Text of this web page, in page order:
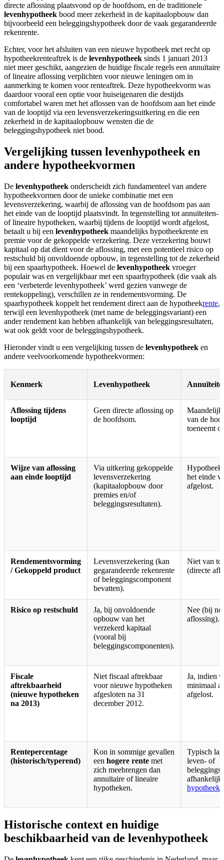
directe aflossing plaatsvond op de hoofdsom, en de traditionele
levenhypotheek bood meer zekerheid in de kapitaalopbouw dan
bijvoorbeeld een beleggingshypotheek door de vaak gegarandeerde
rekenrente.
Echter, voor het afsluiten van een nieuwe hypotheek met recht op
hypotheekrenteaftrek is de levenhypotheek sinds 1 januari 2013
niet meer geschikt, aangezien de huidige fiscale regels een annuïtaire
of lineaire aflossing verplichten voor nieuwe leningen om in
aanmerking te komen voor renteaftrek. Deze hypotheekvorm was
daardoor vooral een optie voor huiseigenaren die destijds
comfortabel waren met het aflossen van de hoofdsom aan het einde
van de looptijd via een levensverzekeringsuitkering en die een
zekerheid in de kapitaalopbouw wensten die de
beleggingshypotheek niet bood.
Vergelijking tussen levenhypotheek en
andere hypotheekvormen
De levenhypotheek onderscheidt zich fundamenteel van andere
hypotheekvormen door de unieke combinatie met een
levensverzekering, waarbij de aflossing van de hoofdsom pas aan
het einde van de looptijd plaatsvindt. In tegenstelling tot annuïteiten-
of lineaire hypotheken, waarbij tijdens de looptijd wordt afgelost,
betaalt u bij een levenhypotheek maandelijks hypotheekrente en
premie voor de gekoppelde verzekering. Deze verzekering bouwt
kapitaal op dat dient voor de aflossing, met een potentieel risico op
restschuld bij onvoldoende opbouw, in tegenstelling tot de zekerheid
bij een spaarhypotheek. Hoewel de levenhypotheek vroeger
populair was en vergelijkbaar met een spaarhypotheek (die vaak als
een ‘verbeterde levenhypotheek’ werd gezien vanwege de
rentekoppeling), verschillen ze in rendementsvorming. De
spaarhypotheek koppelt het rendement direct aan de hypotheekrente,
terwijl een levenhypotheek (met name de beleggingsvariant) een
ander rendement kan hebben afhankelijk van beleggingsresultaten,
wat ook geldt voor de beleggingshypotheek.
Hieronder vindt u een vergelijking tussen de levenhypotheek en
andere veelvoorkomende hypotheekvormen:
Kenmerk Levenhypotheek
Aflossing tijdens
looptijd
Geen directe aflossing op
de hoofdsom.
van de
toeneemt
Wijze van aflossing
aan einde looptijd
Via uitkering gekoppelde
levensverzekering
(kapitaalopbouw door
premies en/of
beleggingsresultaten).
het einde
afgelost.
Rendementsvorming
/ Gekoppeld product
Levensverzekering (kan
gegarandeerde rekenrente
of beleggingscomponent
bevatten).
Niet van
(directe
Risico op restschuld
Ja, bij onvoldoende
opbouw van het
verzekerd kapitaal
(vooral bij
beleggingscomponenten).
Nee (bij
aflossing).
Fiscale
aftrekbaarheid
(nieuwe hypotheken
na 2013)
Niet fiscaal aftrekbaar
voor nieuwe hypotheken
afgesloten na 31
december 2012.
Ja, indien
minimaal
afgelost.
Rentepercentage
(historisch/typerend)
Kon in sommige gevallen
een hogere rente met
zich meebrengen dan
annuïtaire of lineaire
hypotheken.
Typisch
leven- of
afhankelijk
Historische context en huidige
beschikbaarheid van de levenhypotheek